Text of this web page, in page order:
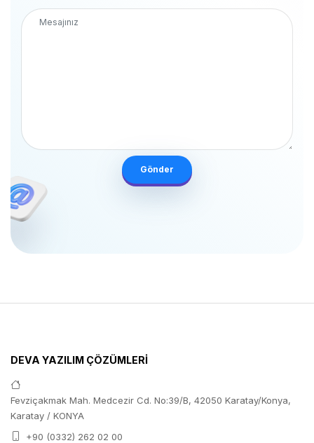
Gönder
DEVA YAZILIM ÇÖZÜMLERİ
Fevziçakmak Mah. Medcezir Cd. No:39/B, 42050 Karatay/Konya,
Karatay / KONYA
+90 (0332) 262 02 00